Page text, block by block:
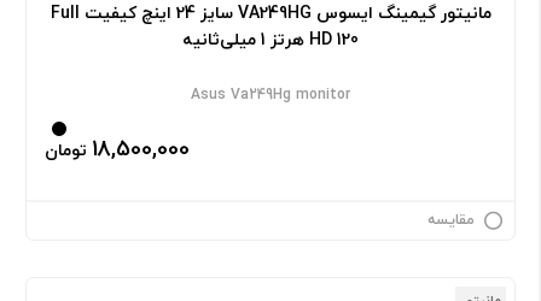
مانیتور گیمینگ ایسوس VA249HG سایز 24 اینچ کیفیت Full
HD 120 هرتز 1 میلی‌ثانیه
Asus Va249Hg monitor
18,500,000 تومان
مقایسه